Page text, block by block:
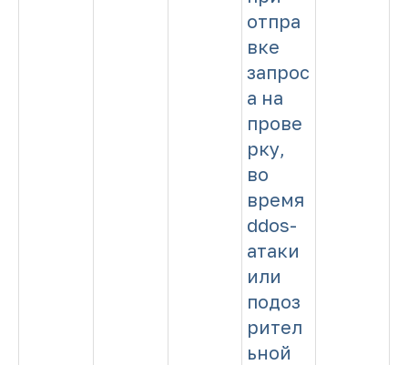
отпра
вке
запрос
а на
прове
рку,
во
время
ddos-
атаки
или
подоз
рител
ьной